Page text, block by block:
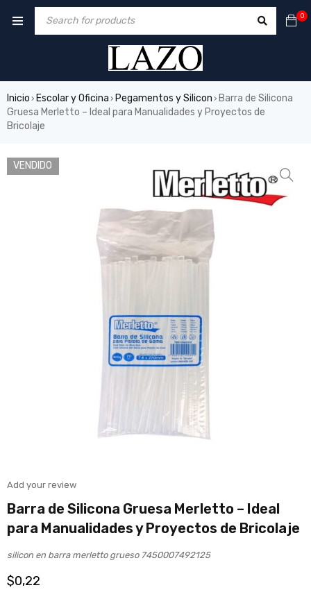
0
Inicio › Escolar y Oficina › Pegamentos y Silicon › Barra de Silicona
Gruesa Merletto – Ideal para Manualidades y Proyectos de
Bricolaje
VENDIDO
Add your review
Barra de Silicona Gruesa Merletto – Ideal
para Manualidades y Proyectos de Bricolaje
silicon en barra merletto grueso 7450007492125
$0,22